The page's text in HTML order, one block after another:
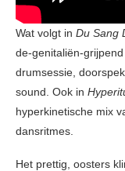
Wat volgt in Du Sang
de-genitaliën-
drumsessie,
sound. Ook in
hyperkinetische mix
dansritmes.
Het prettig, oosters